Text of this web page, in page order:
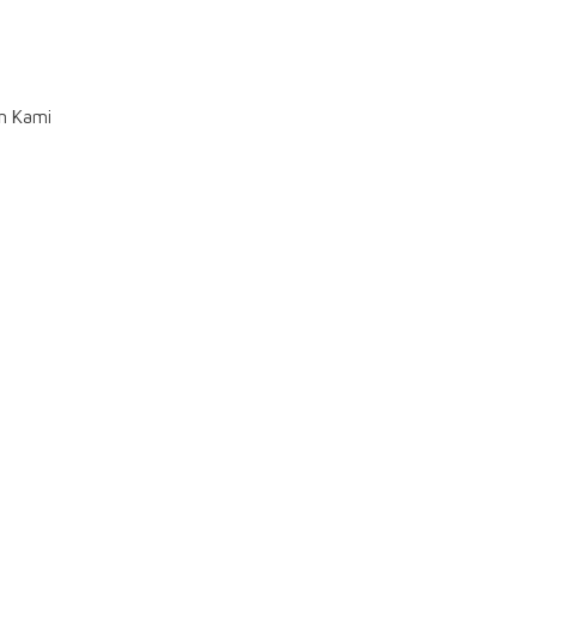
Kami